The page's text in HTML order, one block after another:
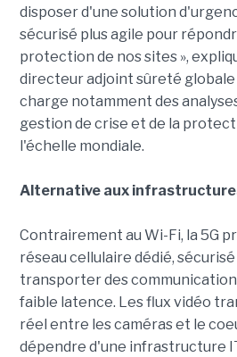
disposer d'une solution
sécurisé plus agile pour
protection de nos sites »,
directeur adjoint sûreté globale
charge notamment des
gestion de crise et de la
l'échelle mondiale.
Alternative aux
Contrairement au Wi-Fi, la 5G
réseau cellulaire dédié,
transporter des
faible latence. Les flux vidéo
réel entre les caméras et le
dépendre d'une infrastructure